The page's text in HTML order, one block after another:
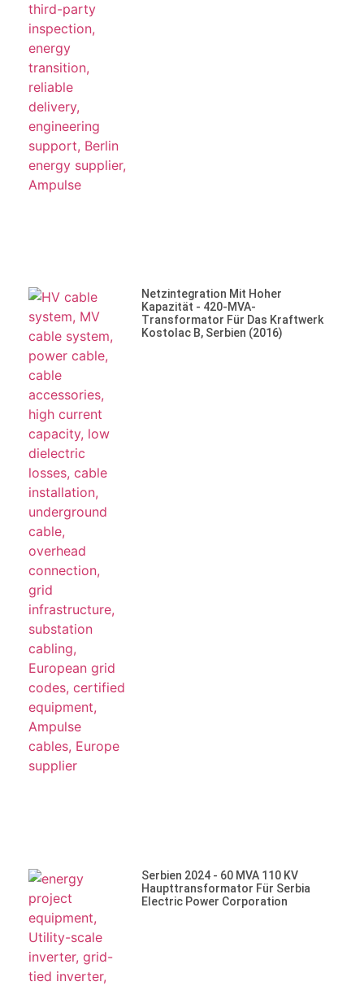
Netzintegration Mit Hoher
Kapazität - 420-MVA-
Transformator Für Das Kraftwerk
Kostolac B, Serbien (2016)
Serbien 2024 - 60 MVA 110 KV
Haupttransformator Für Serbia
Electric Power Corporation